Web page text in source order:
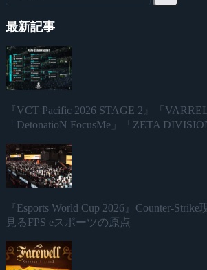
最新記事
『VCT Pacific 2026 STAGE 2』「
「DetonatioN FocusMe」「ZETA
『Esports World Cup 2026』Counter-
見るFPS eスポーツの原点